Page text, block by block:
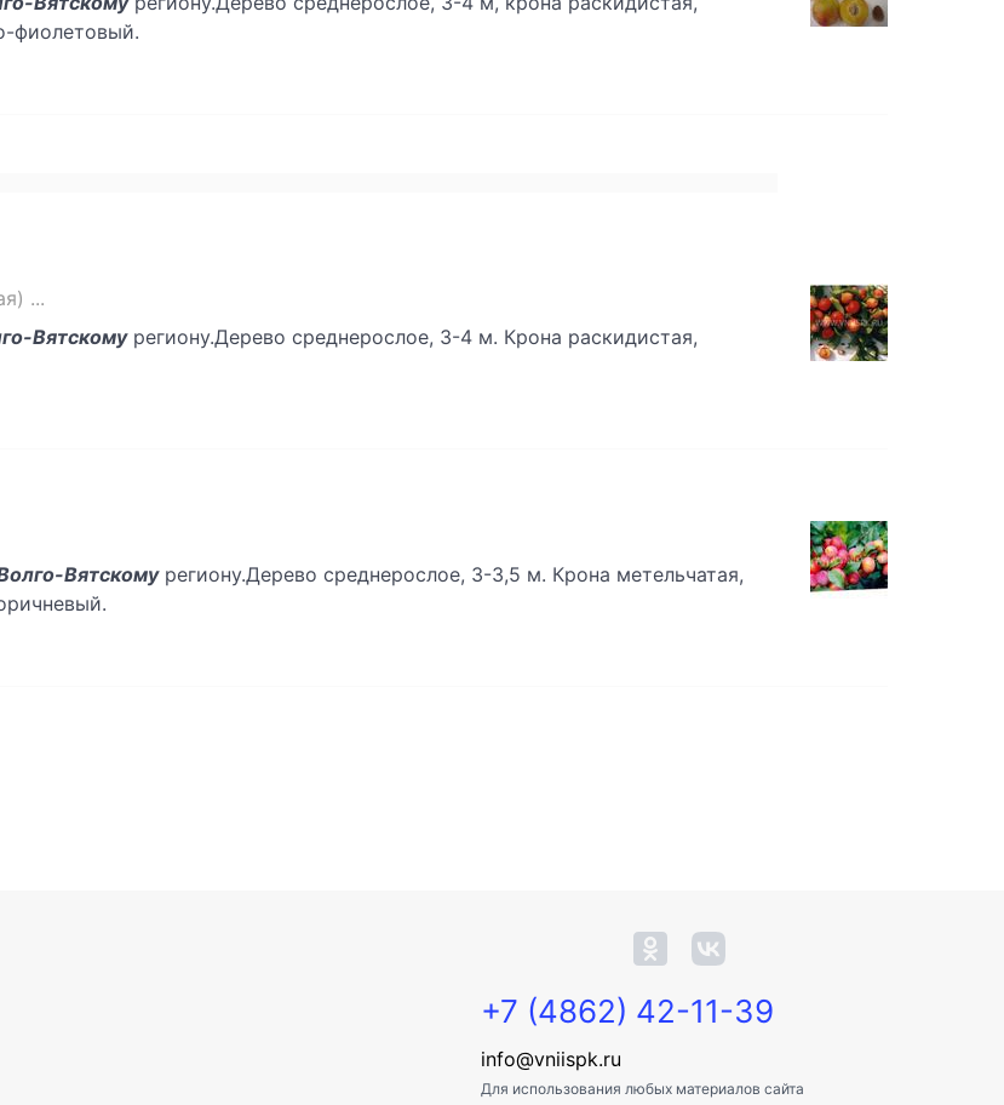
фиолетовый.
...
Вятскомурегиону.Дерево среднерослое, 3-4 м. Крона раскидистая,
Вятскомурегиону.Дерево среднерослое, 3-3,5 м. Крона метельчатая,
+7 (4862) 42-11-39
info@vniispk.ru
Для использования любых материалов сайта